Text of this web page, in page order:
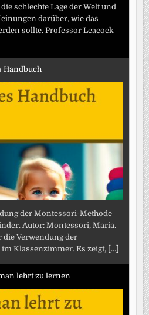
schlechte Lage der Welt und
darüber, wie das
sollte. Professor Leacock
Handbuch
der Montessori-Methode
Autor: Montessori, Maria.
die Verwendung der
Klassenzimmer. Es zeigt,
[...]
lehrt zu lernen